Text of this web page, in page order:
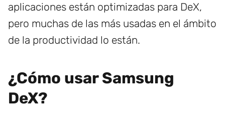
aplicaciones están optimizadas para DeX,
pero muchas de las más usadas en el ámbito
de la productividad lo están.
¿Cómo usar Samsung
DeX?